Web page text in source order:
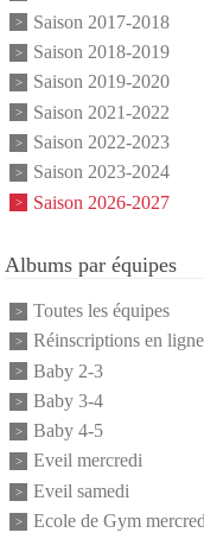
Saison 2017-2018
Saison 2018-2019
Saison 2019-2020
Saison 2021-2022
Saison 2022-2023
Saison 2023-2024
Saison 2026-2027
Albums par équipes
Toutes les équipes
Réinscriptions en ligne
Baby 2-3
Baby 3-4
Baby 4-5
Eveil mercredi
Eveil samedi
Ecole de Gym